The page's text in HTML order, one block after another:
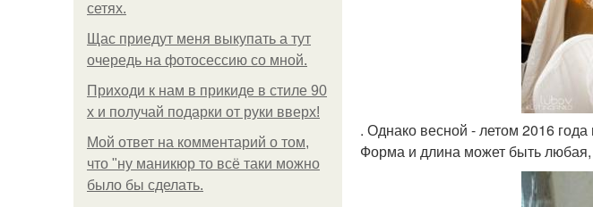
сетях.
Щас приедут меня выкупать а тут
очередь на фотосессию со мной.
Приходи к нам в прикиде в стиле 90
х и получай подарки от руки вверх!
Мой ответ на комментарий о том,
что "ну маникюр то всё таки можно
было бы сделать.
. Однако весной - летом 2016
Форма и длина может быть